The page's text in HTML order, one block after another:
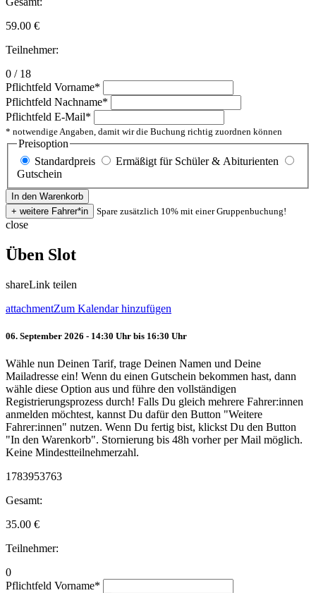
59.00 €
Teilnehmer:
0 / 18
Pflichtfeld Vorname*
Pflichtfeld Nachname*
Pflichtfeld E-Mail*
* notwendige Angaben, damit wir die Buchung richtig zuordnen können
Preisoption
Standardpreis
Ermäßigt für Schüler & Abiturienten
Gutschein
Spare zusätzlich 10% mit einer Gruppenbuchung!
close
Üben Slot
shareLink teilen
attachmentZum Kalendar hinzufügen
06. September 2026 - 14:30 Uhr bis 16:30 Uhr
Wähle nun Deinen Tarif, trage Deinen Namen und Deine
Mailadresse ein! Wenn du einen Gutschein bekommen hast, dann
wähle diese Option aus und führe den vollständigen
Registrierungsprozess durch! Falls Du gleich mehrere Fahrer:innen
anmelden möchtest, kannst Du dafür den Button "Weitere
Fahrer:innen" nutzen. Wenn Du fertig bist, klickst Du den Button
"In den Warenkorb". Stornierung bis 48h vorher per Mail möglich.
Keine Mindestteilnehmerzahl.
1783953763
Gesamt:
35.00 €
Teilnehmer:
0
Pflichtfeld Vorname*